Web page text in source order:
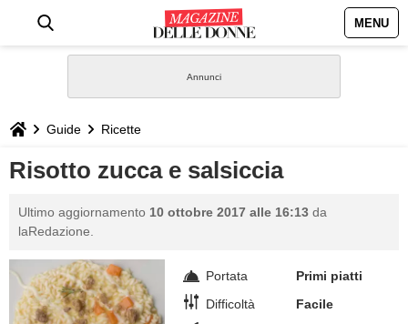
MENU
STILE
BIOGRAFIE
GASTRONOMIA
Guide Ricette
Risotto zucca e salsiccia
Ultimo aggiornamento 10 ottobre 2017 alle 16:13 da
laRedazione.
Portata
Primi piatti
Difficoltà
Facile